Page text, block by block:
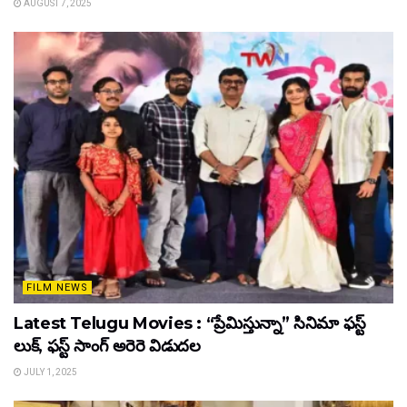
AUGUST 7, 2025
FILM NEWS
Latest Telugu Movies : “ప్రేమిస్తున్నా” సినిమా ఫస్ట్
లుక్, ఫస్ట్ సాంగ్ అరెరె విడుదల
JULY 1, 2025